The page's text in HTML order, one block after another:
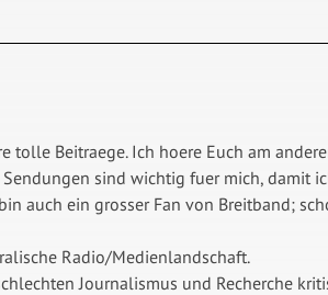
tolle Beitraege. Ich hoere Euch am
sind wichtig fuer mich, damit
auch ein grosser Fan von Breitband;
Radio/Medienlandschaft.
Journalismus und Recherche